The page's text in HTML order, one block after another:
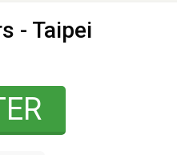
- Taipei